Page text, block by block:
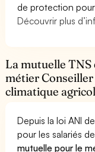
de protection pour
Découvrir plus
La mutuelle
métier
climatique
Depuis la loi ANI
pour les salariés
mutuelle pour le